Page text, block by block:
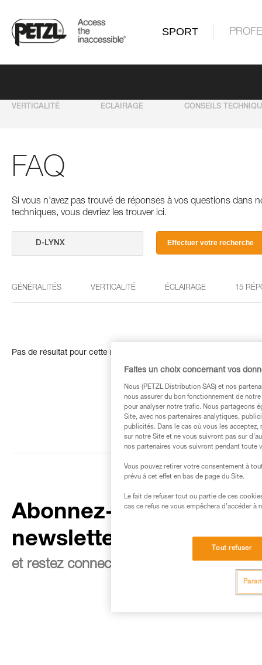
SPORT
VERTICALITÉ ECLAIRAGE CONSEILS
FAQ
Si vous n'avez pas trouvé de réponses à vos questions dans
techniques, vous devriez les trouver ici.
Effectuer votre recherche
GÉNÉRALITÉS VERTICALITÉ ÉCLAIRAGE 15
Pas de résultat pour cette recherche
Abonnez-vous à la
newsletter
et restez connecté à notre actualité
Faites un choix concernant vos
Nous (PETZL Distribution SAS) et nos
nous assurer du bon fonctionnement de
pour analyser notre trafic. Nous partageons
Site, avec nos partenaires analytiques,
publicités. Dans le cas où vous les
sur notre Site et ne vous suivront pas sur
nos partenaires vous suivront pendant toute
Vous pouvez retirer votre consentement à
prévu à cet effet en bas de page du Site.
Le fait de refuser tout ou partie de ces
cas ce refus ne vous empêchera d’accéder à
Tout refuser